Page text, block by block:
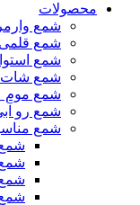
محصولات
شمع وارمر
شمع قلمی
شمع
شمع
شمع
شمع رو
شمع
شمع
شمع